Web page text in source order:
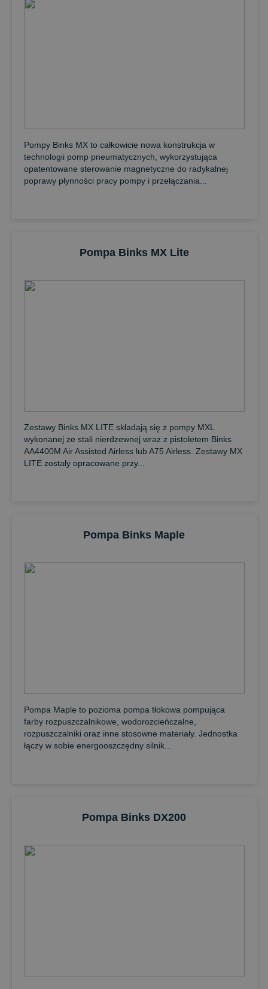
Pompy Binks MX to całkowicie nowa konstrukcja w
technologii pomp pneumatycznych, wykorzystująca
opatentowane sterowanie magnetyczne do radykalnej
poprawy płynności pracy pompy i przełączania...
Pompa Binks MX Lite
Zestawy Binks MX LITE składają się z pompy MXL
wykonanej ze stali nierdzewnej wraz z pistoletem Binks
AA4400M Air Assisted Airless lub A75 Airless. Zestawy MX
LITE zostały opracowane przy...
Pompa Binks Maple
Pompa Maple to pozioma pompa tłokowa pompująca
farby rozpuszczalnikowe, wodorozcieńczalne,
rozpuszczalniki oraz inne stosowne materiały. Jednostka
łączy w sobie energooszczędny silnik...
Pompa Binks DX200